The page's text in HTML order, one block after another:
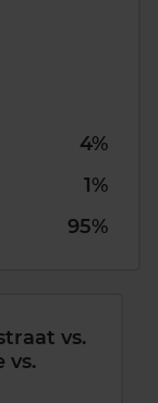
4%
1%
95%
vs.
vs.